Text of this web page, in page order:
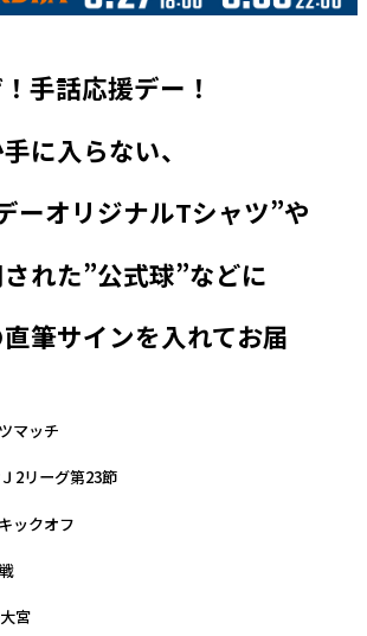
手話応援デー！
に入らない、
ーオリジナルTシャツ”や
れた”公式球”などに
筆サインを入れてお届
マッチ
2リーグ第23節
ックオフ
宮